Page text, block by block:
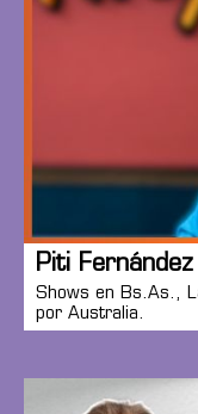
Piti
Shows en Bs.As.,
por Australia.